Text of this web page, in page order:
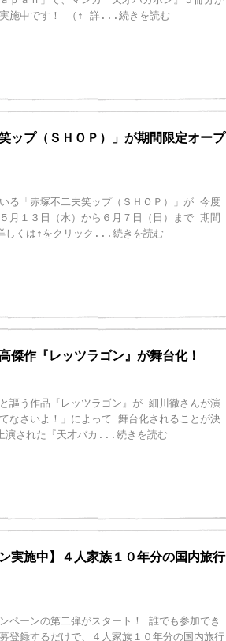
施中です！ （↑ 詳 ...続きを読む
ップ（ＳＨＯＰ）」が期間限定オープ
る「赤塚不二夫笑ップ（ＳＨＯＰ）」が 今度
月１３日（水）から６月７日（日）まで 期間
くは↑をクリック ...続きを読む
傑作『レッツラゴン』が舞台化！
謳う作品『レッツラゴン』が 細川徹さんが演
なさいよ！」によって 舞台化されることが決
された『天才バカ ...続きを読む
実施中】４人家族１０年分の国内旅行
ペーンの第二弾がスタート！ 誰でも参加でき
登録するだけで、４人家族１０年分の国内旅行